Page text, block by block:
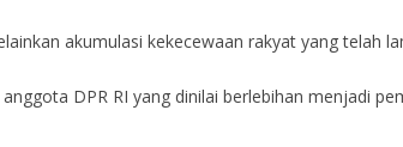
akumulasi kekecewaan rakyat yang telah
DPR RI yang dinilai berlebihan menjadi